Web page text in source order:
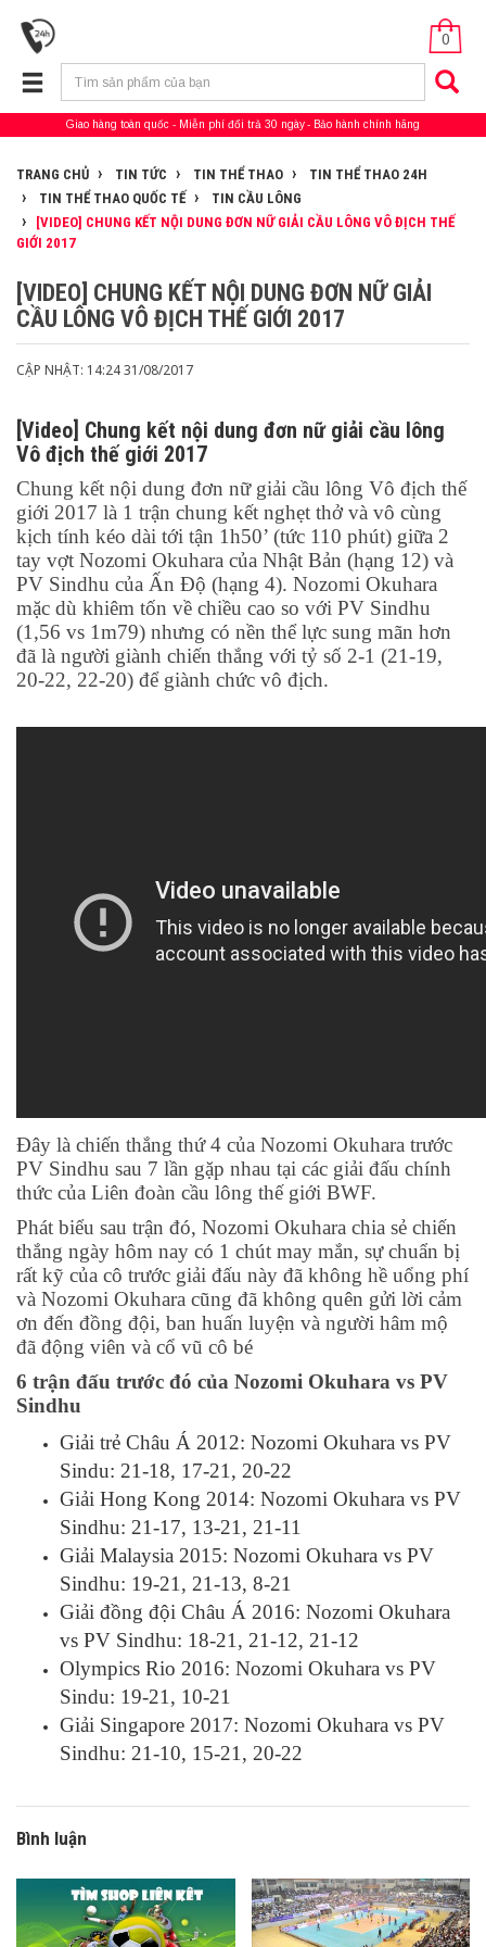
0
Giao hàng toàn quốc Miễn phí đổi trả 30 ngày Bảo hành chính hãng
TRANG CHỦ TIN TỨC TIN THỂ THAO
TIN THỂ THAO 24H
TIN THỂ THAO QUỐC TẾ
TIN CẦU LÔNG
[VIDEO] CHUNG KẾT NỘI DUNG ĐƠN NỮ GIẢI CẦU LÔNG VÔ ĐỊCH THẾ
GIỚI 2017
[VIDEO] CHUNG KẾT NỘI DUNG ĐƠN NỮ GIẢI
CẦU LÔNG VÔ ĐỊCH THẾ GIỚI 2017
CẬP NHẬT: 14:24 31/08/2017
[Video] Chung kết nội dung đơn nữ giải cầu lông
Vô địch thế giới 2017
Chung kết nội dung đơn nữ giải cầu lông Vô địch thế
giới 2017 là 1 trận chung kết nghẹt thở và vô cùng
kịch tính kéo dài tới tận 1h50’ (tức 110 phút) giữa 2
tay vợt Nozomi Okuhara của Nhật Bản (hạng 12) và
PV Sindhu của Ấn Độ (hạng 4). Nozomi Okuhara
mặc dù khiêm tốn về chiều cao so với PV Sindhu
(1,56 vs 1m79) nhưng có nền thể lực sung mãn hơn
đã là người giành chiến thắng với tỷ số 2-1 (21-19,
20-22, 22-20) để giành chức vô địch.
Đây là chiến thắng thứ 4 của Nozomi Okuhara trước
PV Sindhu sau 7 lần gặp nhau tại các giải đấu chính
thức của Liên đoàn cầu lông thế giới BWF.
Phát biểu sau trận đó, Nozomi Okuhara chia sẻ chiến
thắng ngày hôm nay có 1 chút may mắn, sự chuẩn bị
rất kỹ của cô trước giải đấu này đã không hề uổng phí
và Nozomi Okuhara cũng đã không quên gửi lời cảm
ơn đến đồng đội, ban huấn luyện và người hâm mộ
đã động viên và cổ vũ cô bé
6 trận đấu trước đó của Nozomi Okuhara vs PV
Sindhu
Giải trẻ Châu Á 2012: Nozomi Okuhara vs PV
Sindu: 21-18, 17-21, 20-22
Giải Hong Kong 2014: Nozomi Okuhara vs PV
Sindhu: 21-17, 13-21, 21-11
Giải Malaysia 2015: Nozomi Okuhara vs PV
Sindhu: 19-21, 21-13, 8-21
Giải đồng đội Châu Á 2016: Nozomi Okuhara
vs PV Sindhu: 18-21, 21-12, 21-12
Olympics Rio 2016: Nozomi Okuhara vs PV
Sindu: 19-21, 10-21
Giải Singapore 2017: Nozomi Okuhara vs PV
Sindhu: 21-10, 15-21, 20-22
Bình luận